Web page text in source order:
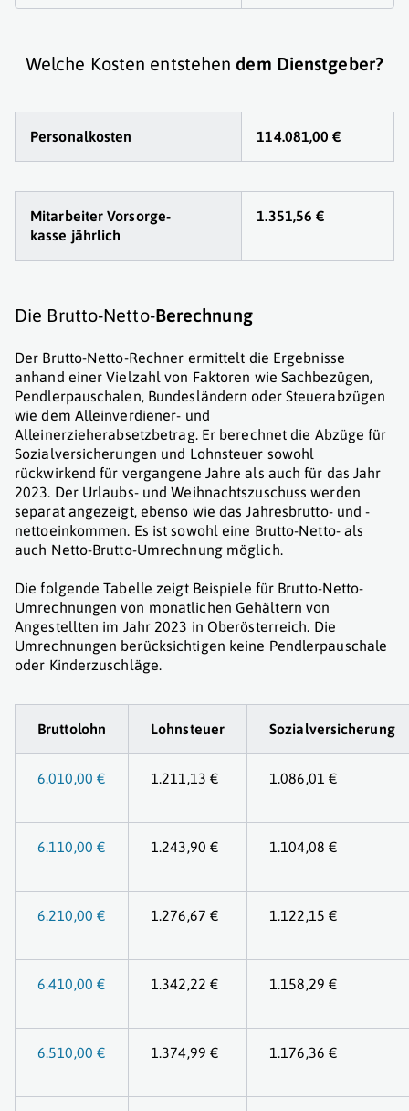
Welche Kosten entstehen dem Dienstgeber?
Personalkosten 114.081,00 €
Mitarbeiter Vorsorge-
kasse jährlich
1.351,56 €
Die Brutto-Netto-Berechnung
Der Brutto-Netto-Rechner ermittelt die Ergebnisse
anhand einer Vielzahl von Faktoren wie Sachbezügen,
Pendlerpauschalen, Bundesländern oder Steuerabzügen
wie dem Alleinverdiener- und
Alleinerzieherabsetzbetrag. Er berechnet die Abzüge für
Sozialversicherungen und Lohnsteuer sowohl
rückwirkend für vergangene Jahre als auch für das Jahr
2023. Der Urlaubs- und Weihnachtszuschuss werden
separat angezeigt, ebenso wie das Jahresbrutto- und -
nettoeinkommen. Es ist sowohl eine Brutto-Netto- als
auch Netto-Brutto-Umrechnung möglich.
Die folgende Tabelle zeigt Beispiele für Brutto-Netto-
Umrechnungen von monatlichen Gehältern von
Angestellten im Jahr 2023 in Oberösterreich. Die
Umrechnungen berücksichtigen keine Pendlerpauschale
oder Kinderzuschläge.
Bruttolohn Lohnsteuer Sozialversicherung
6.010,00 € 1.211,13 € 1.086,01 €
6.110,00 € 1.243,90 € 1.104,08 €
6.210,00 € 1.276,67 € 1.122,15 €
6.410,00 € 1.342,22 € 1.158,29 €
6.510,00 € 1.374,99 € 1.176,36 €